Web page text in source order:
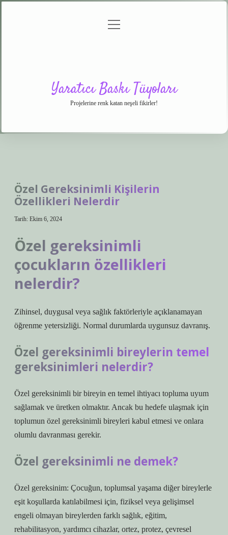
menüyü
Yaratıcı Baskı Tüyoları
Projelerine renk katan neşeli fikirler!
Özel Gereksinimli Kişilerin
Özellikleri Nelerdir
Tarih: Ekim 6, 2024
Özel gereksinimli
çocukların özellikleri
nelerdir?
Zihinsel, duygusal veya sağlık faktörleriyle açıklanamayan
öğrenme yetersizliği. Normal durumlarda uygunsuz davranış.
Özel gereksinimli bireylerin temel
gereksinimleri nelerdir?
Özel gereksinimli bir bireyin en temel ihtiyacı topluma uyum
sağlamak ve üretken olmaktır. Ancak bu hedefe ulaşmak için
toplumun özel gereksinimli bireyleri kabul etmesi ve onlara
olumlu davranması gerekir.
Özel gereksinimli ne demek?
Özel gereksinim: Çocuğun, toplumsal yaşama diğer bireylerle
eşit koşullarda katılabilmesi için, fiziksel veya gelişimsel
engeli olmayan bireylerden farklı sağlık, eğitim,
rehabilitasyon, yardımcı cihazlar, ortez, protez, çevresel